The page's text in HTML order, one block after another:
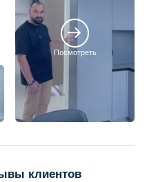
Посмотреть
клиентов